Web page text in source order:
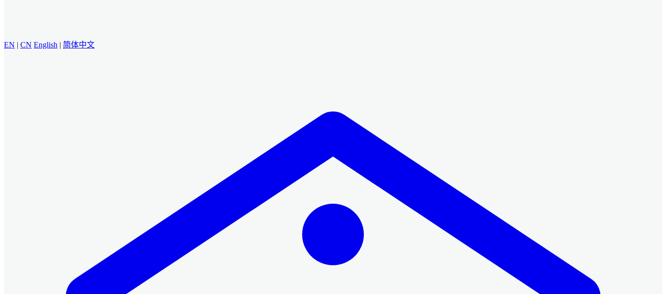
EN | CN English | 简体中文